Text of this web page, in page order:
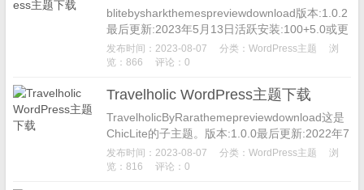
blitebysharkthemespreviewdownload版本:1.0.2
最后更新:2023年5月13日活跃安装:100+5.0或更
高版本PHP版...
发布时间：2023-08-07 分类： WordPress主题
浏
览：866
评论：0
Travelholic WordPress主题下载
TravelholicByRarathemepreviewdownload这是
ChicLite的子主题。版本:1.0.0最后更新:2022年7
月24...
发布时间：2023-08-07 分类： WordPress主题
浏
览：816
评论：0